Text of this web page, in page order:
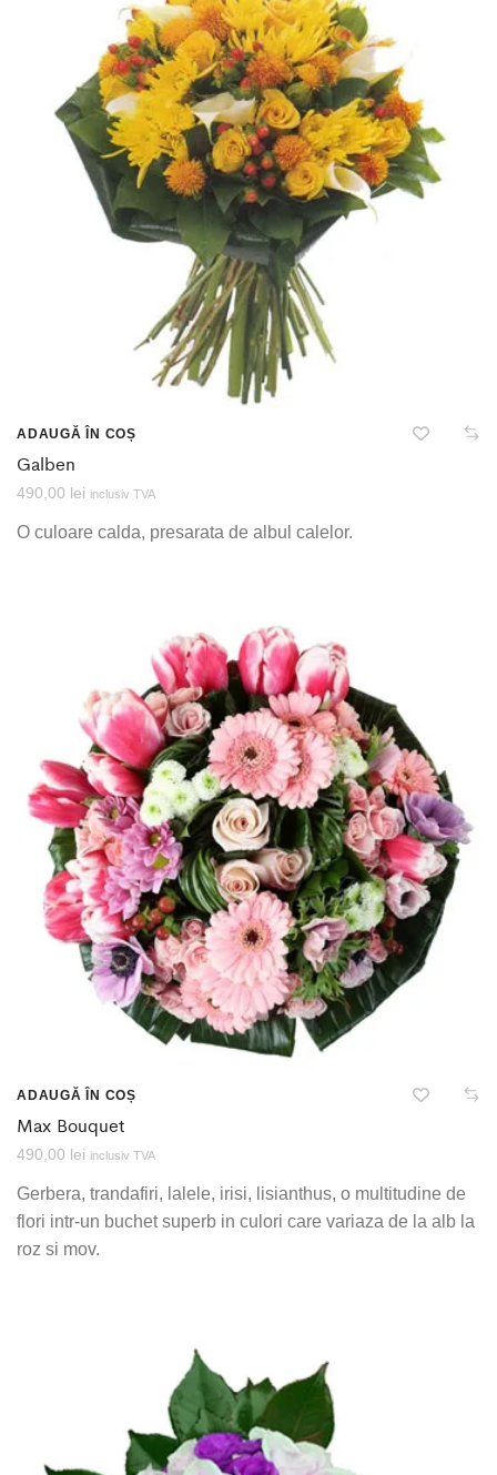
ADAUGĂ ÎN COȘ
Galben
490,00 lei inclusiv TVA
O culoare calda, presarata de albul calelor.
ADAUGĂ ÎN COȘ
Max Bouquet
490,00 lei inclusiv TVA
Gerbera, trandafiri, lalele, irisi, lisianthus, o multitudine de
flori intr-un buchet superb in culori care variaza de la alb la
roz si mov.